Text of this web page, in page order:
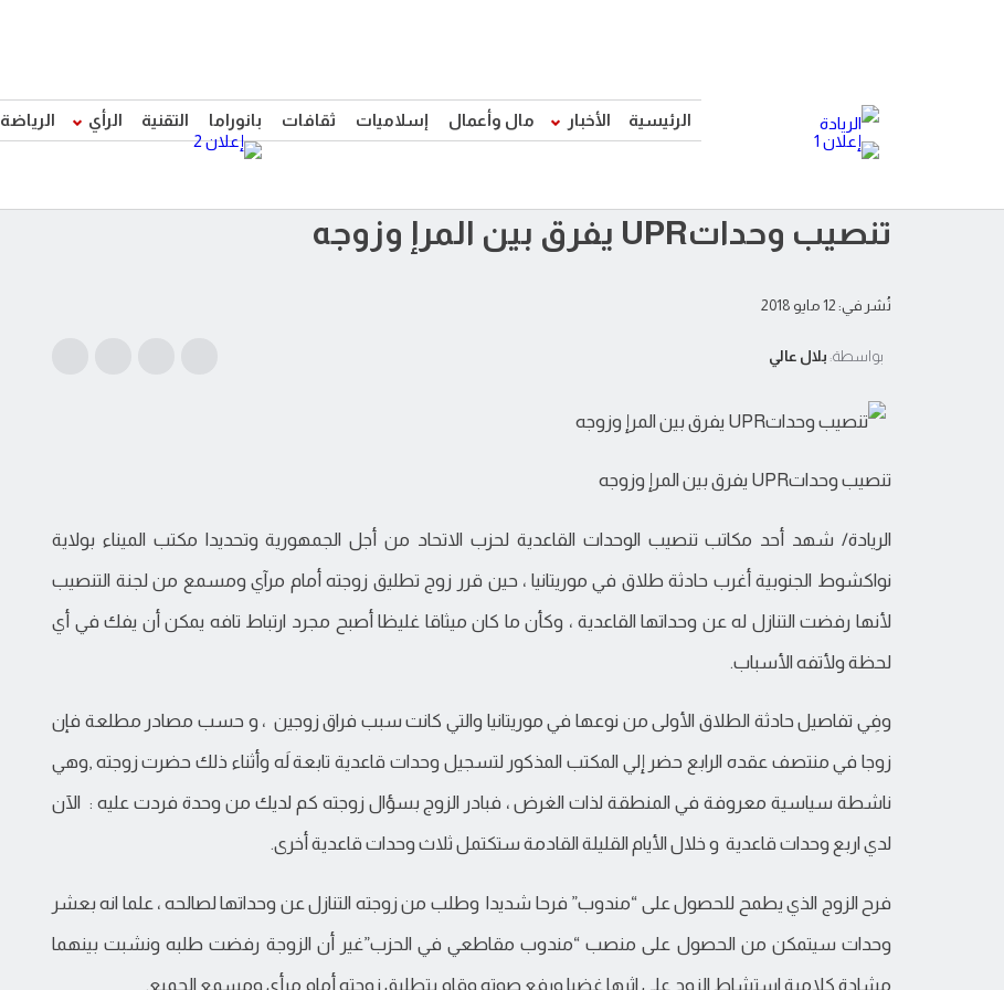
الرئيسية الأخبار مال وأعمال إسلاميات ثقافات بانوراما التقنية الرأي الرياضة
تنصيب وحداتUPR يفرق بين المرإ وزوجه
نُشر في: 12 مايو 2018
بواسطة: بلال عالي
تنصيب وحداتUPR يفرق بين المرإ وزوجه
الريادة/ شهد أحد مكاتب تنصيب الوحدات القاعدية لحزب الاتحاد من أجل الجمهورية وتحديدا مكتب الميناء بولاية
نواكشوط الجنوبية أغرب حادثة طلاق في موريتانيا ، حين قرر زوج تطليق زوجته أمام مرآي ومسمع من لجنة التنصيب
لأنها رفضت التنازل له عن وحداتها القاعدية ، وكأن ما كان ميثاقا غليظا أصبح مجرد ارتباط تافه يمكن أن يفك في أي
لحظة ولأتفه الأسباب.
وفِي تفاصيل حادثة الطلاق الأولى من نوعها في موريتانيا والتي كانت سبب فراق زوجين ، و حسب مصادر مطلعة فإن
زوجا في منتصف عقده الرابع حضر إلي المكتب المذكور لتسجيل وحدات قاعدية تابعة لَه وأثناء ذلك حضرت زوجته ,وهي
ناشطة سياسية معروفة في المنطقة لذات الغرض ، فبادر الزوج بسؤال زوجته كم لديك من وحدة فردت عليه : الآن
لدي اربع وحدات قاعدية و خلال الأيام القليلة القادمة ستكتمل ثلاث وحدات قاعدية أخرى.
فرح الزوج الذي يطمح للحصول على “مندوب” فرحا شديدا وطلب من زوجته التنازل عن وحداتها لصالحه ، علما انه بعشر
وحدات سيتمكن من الحصول على منصب “مندوب مقاطعي في الحزب”غير أن الزوجة رفضت طلبه ونشبت بينهما
مشادة كلامية استشاط الزوج على اثرها غضبا ورفع صوته وقام بتطليق زوجته أمام مرأى ومسمع الجميع.